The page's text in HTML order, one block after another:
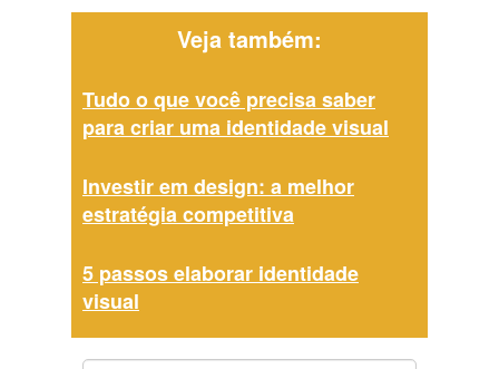
Veja também:
Tudo o que você precisa saber
para criar uma identidade visual
Investir em design: a melhor
estratégia competitiva
5 passos elaborar identidade
visual